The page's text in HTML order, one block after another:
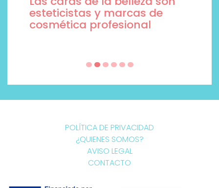
esteticistas y marcas de
cosmética profesional
POLÍTICA DE PRIVACIDAD
¿QUIENES SOMOS?
AVISO LEGAL
CONTACTO